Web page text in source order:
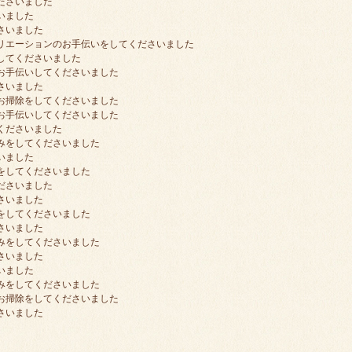
ました
ました
ーションのお手伝いをしてくださいました
くださいました
伝いしてくださいました
ました
除をしてくださいました
伝いしてくださいました
さいました
してくださいました
ました
てくださいました
いました
ました
てくださいました
ました
してくださいました
ました
ました
してくださいました
除をしてくださいました
ました